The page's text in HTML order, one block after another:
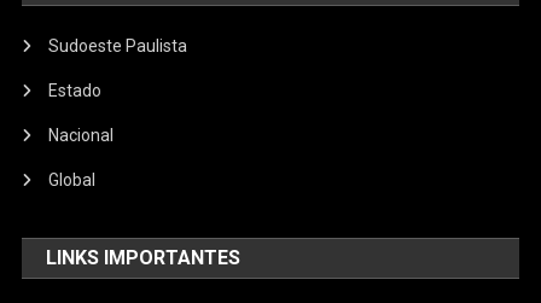
Sudoeste Paulista
Estado
Nacional
Global
LINKS IMPORTANTES